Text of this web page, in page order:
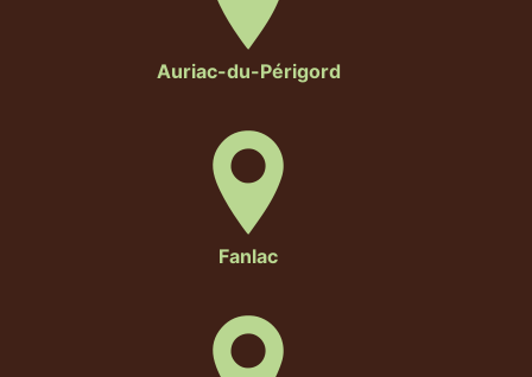
Auriac-du-Périgord
Fanlac